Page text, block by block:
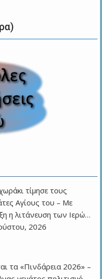
τίμησε τους
Αγίους του – Με
η λιτάνευση των Ιερώ…
2026
τα «Πινδάρεια 2026» –